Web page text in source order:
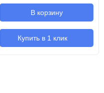
В корзину
Купить в 1 клик